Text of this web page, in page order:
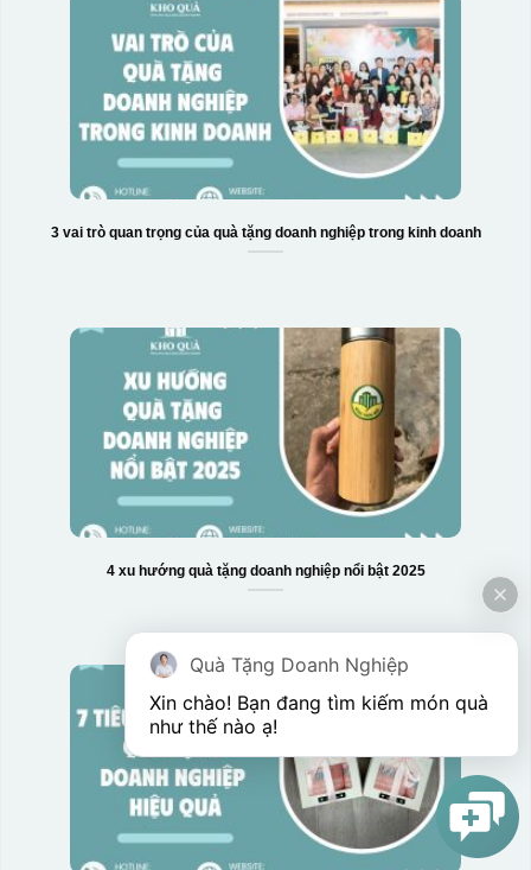
3 vai trò quan trọng của quà tặng doanh nghiệp trong kinh doanh
4 xu hướng quà tặng doanh nghiệp nổi bật 2025
Quà Tặng Doanh Nghiệp
Xin chào! Bạn đang tìm kiếm món quà
như thế nào ạ!